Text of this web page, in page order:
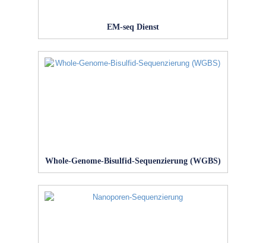
EM-seq Dienst
Whole-Genome-Bisulfid-Sequenzierung (WGBS)